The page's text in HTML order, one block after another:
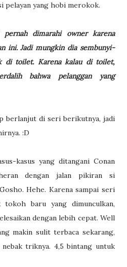
pelayan yang hobi merokok.
pernah dimarahi owner karena
ini. Jadi mungkin dia sembunyi-
di toilet. Karena kalau di toilet,
bahwa pelanggan yang
berlanjut di seri berikutnya, jadi
:D
kasus yang ditangani Conan
dengan jalan pikiran si
Hehe. Karena sampai seri
baru yang dimunculkan,
dengan lebih cepat. Well
makin sulit terbaca sekarang,
triknya. 4,5 bintang untuk